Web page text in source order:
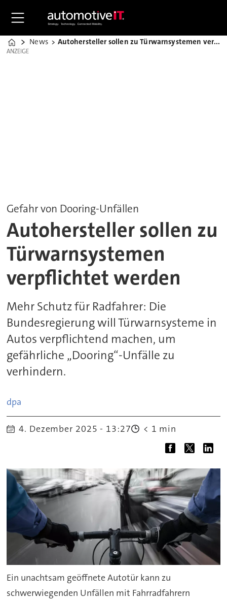
Home
News Autohersteller sollen zu Türwarnsystemen verpflichtet werden
ANZEIGE
ANZEIGE
Gefahr von Dooring-Unfällen
Autohersteller sollen zu
Türwarnsystemen
verpflichtet werden
Mehr Schutz für Radfahrer: Die
Bundesregierung will Türwarnsysteme in
Autos verpflichtend machen, um
gefährliche „Dooring“-Unfälle zu
verhindern.
dpa
4. Dezember 2025 - 13:27 < 1 min
Ein unachtsam geöffnete Autotür kann zu
schwerwiegenden Unfällen mit Fahrradfahrern